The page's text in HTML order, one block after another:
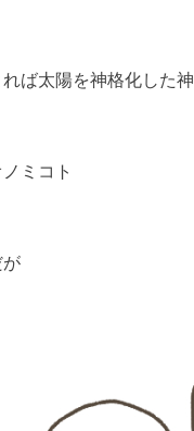
ば太陽を神格化した神
ミコト
が